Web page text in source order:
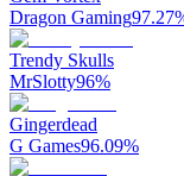
Dragon Gaming97.27
Trendy Skulls
MrSlotty96%
Gingerdead
G Games96.09%